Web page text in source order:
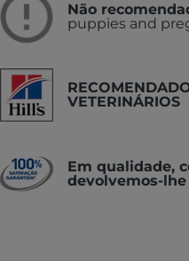
Não
puppies and
VETERINÁRIOS
Em qualidade,
devolvemos-